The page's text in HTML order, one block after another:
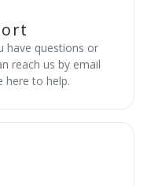
have questions or
reach us by email
here to help.